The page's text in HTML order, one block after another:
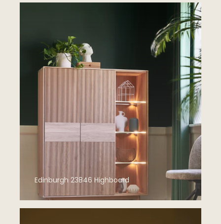
Edinburgh 23846 Highboard